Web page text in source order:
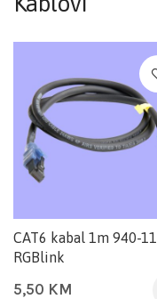
CAT6 kabal 1m 940-11
RGBlink
5,50 KM